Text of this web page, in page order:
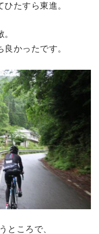
たすら東進。
かったです。
ところで、